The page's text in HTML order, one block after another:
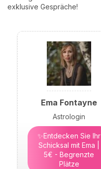
exklusive Gespräche!
Ema Fontayne
Astrologin
✨Entdecken Sie Ihr
Schicksal mit Ema |
5€ - Begrenzte
Plätze